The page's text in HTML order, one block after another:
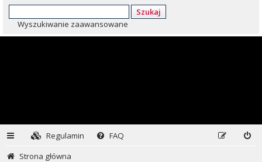
Szukaj
Wyszukiwanie zaawansowane
Regulamin
FAQ
Strona główna